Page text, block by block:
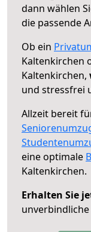
dann wählen
die passende
Ob ein
Kaltenkirchen
Kaltenkirchen,
und stressfrei
Allzeit bereit
eine optimale
Kaltenkirchen.
Erhalten Sie